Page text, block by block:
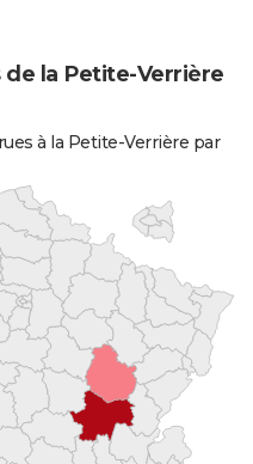
de la Petite-Verrière
à la Petite-Verrière par